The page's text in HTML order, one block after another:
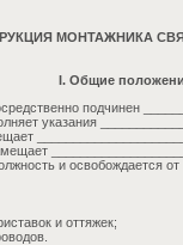
МОНТАЖНИКА
I. Общие
подчинен
указания
и освобождается
и оттяжек;